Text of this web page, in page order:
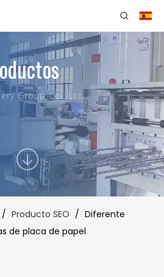
Group Co., Ltd.
/ Producto SEO / Diferente
de placa de papel